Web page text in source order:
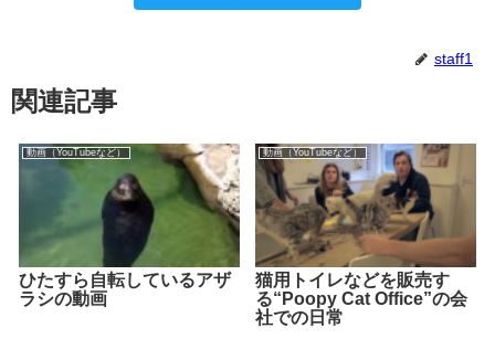
staff1
関連記事
動画（YouTubeなど）
ひたすら自転しているアザ
ラシの動画
動画（YouTubeなど）
猫用トイレなどを販売す
る“Poopy Cat Office”の会
社での日常